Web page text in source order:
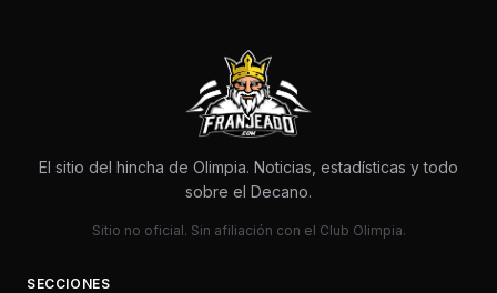
El sitio del hincha de Olimpia. Noticias, estadísticas y todo
sobre el Decano.
Sitio no oficial. Sin afiliación con el Club Olimpia.
SECCIONES